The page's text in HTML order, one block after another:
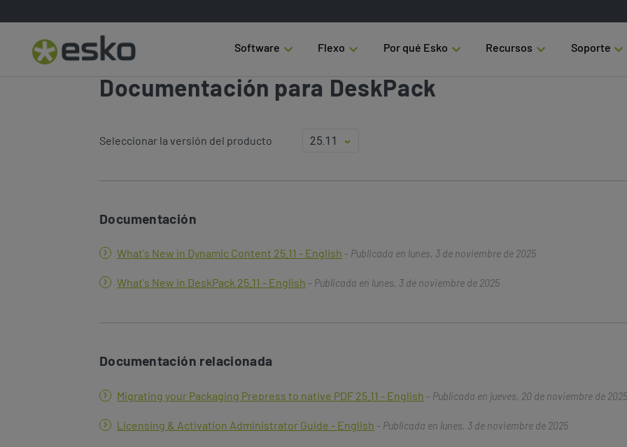
Software Flexo Por qué Esko Recursos Soporte
Documentación para DeskPack
Seleccionar la versión del producto
Documentación
What's New in Dynamic Content 25.11 - English - Publicada en lunes, 3 de noviembre de 2025
What's New in DeskPack 25.11 - English - Publicada en lunes, 3 de noviembre de 2025
Documentación relacionada
Migrating your Packaging Prepress to native PDF 25.11 - English - Publicada en jueves, 20 de noviembre de 2025
Licensing & Activation Administrator Guide - English - Publicada en lunes, 3 de noviembre de 2025